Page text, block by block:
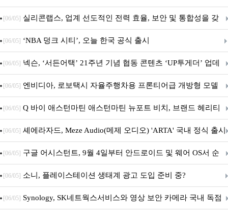
표
[06/05] 실리콘랩스, 업계 선도적인 전력 효율, 보안 및 통합성을 갖
춘 초저전력 블루투스 LE SoC ‘BG2B’ 공개
[06/05] ‘NBA 덩크 시티’, 오늘 한국 공식 출시
[06/05] 넥슨, ‘서든어택’ 21주년 기념 협동 콘텐츠 ‘UP투게더’ 업데
이트
[06/05] 엔비디아, 로보택시 자율주행차용 프론티어급 개방형 모델
‘알파마요 2 슈퍼’ 상업적 이용 가능
[06/05] Q 바이 애스턴마틴 애스턴마틴 뉴포트 비치, 브랜드 헤리티
지 담은 ‘헤리티지 에디션 컬렉션’ 공개
[06/05] 셰에라자드, Meze Audio(메제 오디오) 'ARTA' 국내 정식 출시
[06/05] 구글 어시스턴트, 9월 4일부터 안드로이드 및 웨어 OS서 순
차 서비스 종료
[06/05] 소니, 플레이스테이션 생태계 광고 도입 준비 중?
[06/05] Synology, SK네트웍스서비스와 영상 보안 카메라 국내 독점